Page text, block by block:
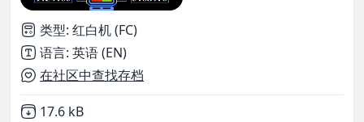
类型: 红白机 (FC)
语言: 英语 (EN)
在社区中查找存档
Not downloaded
17.6 kB